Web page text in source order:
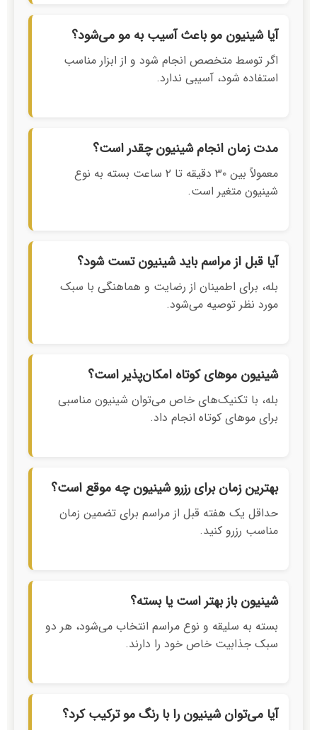
آیا شینیون مو باعث آسیب به مو می‌شود؟
اگر توسط متخصص انجام شود و از ابزار مناسب
استفاده شود، آسیبی ندارد.
مدت زمان انجام شینیون چقدر است؟
معمولاً بین ۳۰ دقیقه تا ۲ ساعت بسته به نوع
شینیون متغیر است.
آیا قبل از مراسم باید شینیون تست شود؟
بله، برای اطمینان از رضایت و هماهنگی با سبک
مورد نظر توصیه می‌شود.
شینیون موهای کوتاه امکان‌پذیر است؟
بله، با تکنیک‌های خاص می‌توان شینیون مناسبی
برای موهای کوتاه انجام داد.
بهترین زمان برای رزرو شینیون چه موقع است؟
حداقل یک هفته قبل از مراسم برای تضمین زمان
مناسب رزرو کنید.
شینیون باز بهتر است یا بسته؟
بسته به سلیقه و نوع مراسم انتخاب می‌شود، هر دو
سبک جذابیت خاص خود را دارند.
آیا می‌توان شینیون را با رنگ مو ترکیب کرد؟